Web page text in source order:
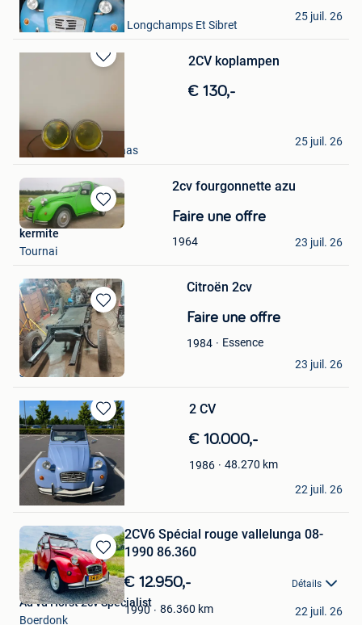
nathalie Pire
Bastogne + Partie De Longchamps Et Sibret
25 juil. 26
Sauvegarder
2CV koplampen
€ 130,-
Tom
Mechelen-Aan-De-Maas
25 juil. 26
Sauvegarder
dans
2cv fourgonnette azu
Faire une offre
1964
kermite
Tournai
23 juil. 26
Sauvegarder
dans
Mes
Favoris
Citroën 2cv
Faire une offre
1984
Essence
delhaye
Jurbise
23 juil. 26
Sauvegarder
dans
Mes
Favoris
2 CV
€ 10.000,-
1986 48.270 km
André
Estinnes-Au-Mont
22 juil. 26
Sauvegarder
dans
Mes
Favoris
2CV6 Spécial rouge vallelunga 08-
1990 86.360
€ 12.950,- Détails
1990 86.360 km
Ad vd Horst 2cv Specialist
Boerdonk
22 juil. 26